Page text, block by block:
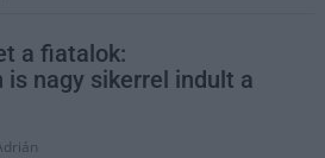
a fiatalok:
is nagy sikerrel indult a